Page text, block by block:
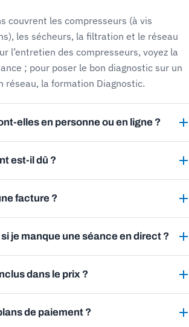
couvrent les compresseurs (à vis
les sécheurs, la filtration et le réseau
l’entretien des compresseurs, voyez la
; pour poser le bon diagnostic sur un
réseau, la formation Diagnostic.
elles en personne ou en ligne ?
est-il dû ?
facture ?
je manque une séance en direct ?
dans le prix ?
de paiement ?